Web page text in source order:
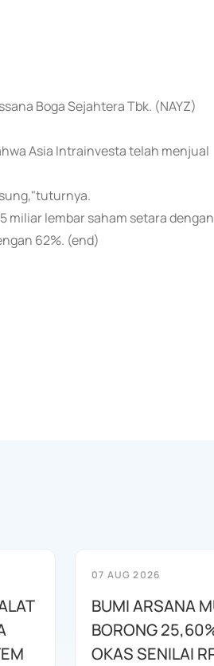
Boga Sejahtera Tbk. (NAYZ)
Asia Intrainvesta telah menjual
miliar lembar saham setara dengan
62%. (end)
07 AUG 2026
BUMI ARSANA
BORONG
OKAS SENILAI